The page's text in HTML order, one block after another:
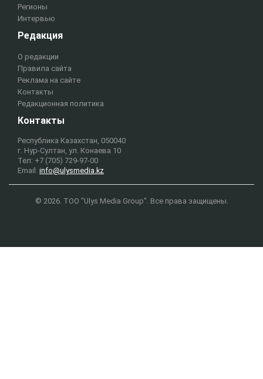
Регионы
Интервью
Редакция
О редакции
Правила сайта
Реклама на сайте
Контакты
Редакционная политика
Контакты
Республика Казахстан, 050040
г. Нур-Султан, ул. Конаева 10
Тел: +7 (705) 729-97-00
Email: info@ulysmedia.kz
© 2026. ТОО "Ulys Media Group". Все права защищены.